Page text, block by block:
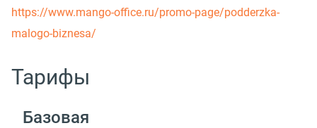
https://www.mango-office.ru/promo-page/podderzka-
malogo-biznesa/
Тарифы
Базовая